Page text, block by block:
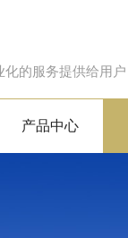
的服务提供给用户
产品中心